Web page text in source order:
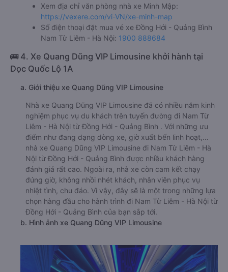
Xem địa chỉ văn phòng nhà xe Minh Mập:
https://vexere.com/vi-VN/xe-minh-map
Số điện thoại đặt mua vé xe Đồng Hới - Quảng Bình
Nam Từ Liêm - Hà Nội: 1900 888684
🚌 4. Xe Quang Dũng VIP Limousine khởi hành tại
Dọc Quốc Lộ 1A
a. Giới thiệu xe Quang Dũng VIP Limousine
Nhà xe Quang Dũng VIP Limousine đã có nhiều năm kinh
nghiệm phục vụ du khách trên tuyến đường đi Nam Từ
Liêm - Hà Nội từ Đồng Hới - Quảng Bình . Với những ưu
điểm như đang dạng dòng xe, giờ xuất bến linh hoạt,…
nhà xe Quang Dũng VIP Limousine đi Nam Từ Liêm - Hà
Nội từ Đồng Hới - Quảng Bình được nhiều khách hàng
đánh giá rất cao. Ngoài ra, nhà xe còn cam kết chạy
đúng giờ, không nhồi nhét khách, nhân viên phục vụ
nhiệt tình, chu đáo. Vì vậy, đây sẽ là một trong những lựa
chọn hàng đầu cho hành trình đi Nam Từ Liêm - Hà Nội từ
Đồng Hới - Quảng Bình của bạn sắp tới.
b. Hình ảnh xe Quang Dũng VIP Limousine